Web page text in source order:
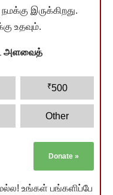
இருக்கிறது.
உதவும்.
அளவைத்
₹500
Other
Donate »
உங்கள் பங்களிப்பே